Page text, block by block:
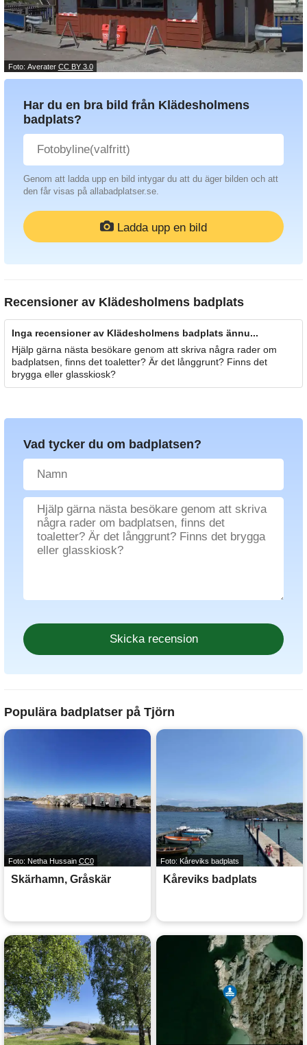
Foto: Averater CC BY 3.0
Har du en bra bild från Klädesholmens
badplats?
Genom att ladda upp en bild intygar du att du äger bilden och att
den får visas på allabadplatser.se.
Ladda upp en bild
Recensioner av Klädesholmens badplats
Inga recensioner av Klädesholmens badplats ännu...
Hjälp gärna nästa besökare genom att skriva några rader om
badplatsen, finns det toaletter? Är det långgrunt? Finns det
brygga eller glasskiosk?
Vad tycker du om badplatsen?
Populära badplatser på Tjörn
Foto: Netha Hussain CC0
Skärhamn, Gråskär
Foto: Kåreviks badplats
Kåreviks badplats